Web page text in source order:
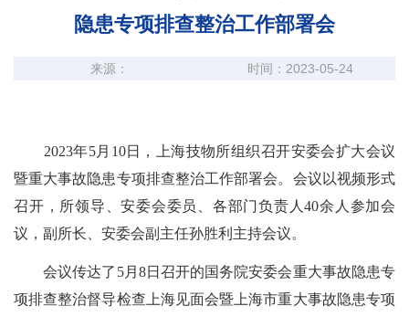
隐患专项排查整治工作部署会
来源： 时间：2023-05-24
2023年5月 10日，上海技物所组织召开安委会扩大会议
暨重大事故隐患专项排查整治工作部署会。会议以视频形式
召开，所领导、安委会委员、各部门负责人40余人参加会
议，副所长、安委会副主任孙胜利主持会议。
会议传达了 5月 8日召开的国务院安委会重大事故隐患专
项排查整治督导检查上海见面会暨上海市重大事故隐患专项